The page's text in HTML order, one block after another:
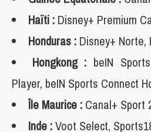
Haïti : Disney+ Premium
Honduras : Disney+ Norte,
Hongkong : beIN
Player, beIN Sports Connect
Île Maurice : Canal+ Sport
Inde :Voot Select,